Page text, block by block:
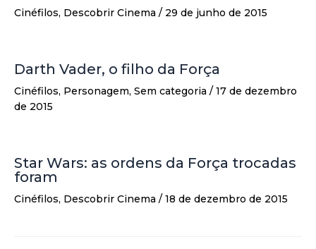
Cinéfilos, Descobrir Cinema / 29 de junho de 2015
Darth Vader, o filho da Força
Cinéfilos, Personagem, Sem categoria / 17 de dezembro
de 2015
Star Wars: as ordens da Força trocadas
foram
Cinéfilos, Descobrir Cinema / 18 de dezembro de 2015